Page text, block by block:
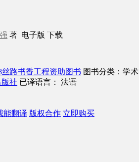
著 电子版 下载
丝路书香工程资助图书 图书分类：学术
社 已译语言： 法语
能翻译 版权合作 立即购买